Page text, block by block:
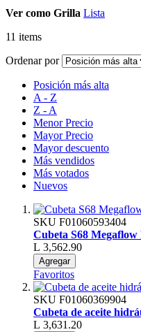
Ver como Grilla Lista
11 items
Ordenar por
Posición más alta
A - Z
Z - A
Menor Precio
Mayor Precio
Mayor descuento
Más vendidos
Más votados
Nuevos
SKU F01060593404
Cubeta S68 Megaflow
L 3,562.90
Agregar
Favoritos
SKU F01060369904
Cubeta de aceite
L 3,631.20